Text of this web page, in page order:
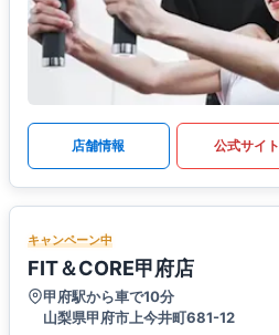
店舗情報 公式サイト
キャンペーン中
FIT＆CORE甲府店
甲府駅から車で10分
山梨県甲府市上今井町681-12